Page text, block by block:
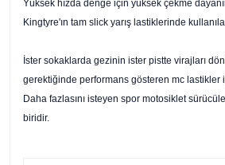
Yüksek hızda denge için yüksek çekme
Kingtyre'ın tam slick yarış lastiklerinde
İster sokaklarda gezinin ister pistte virajları
gerektiğinde performans gösteren mc lastikler
Daha fazlasını isteyen spor motosiklet
biridir.